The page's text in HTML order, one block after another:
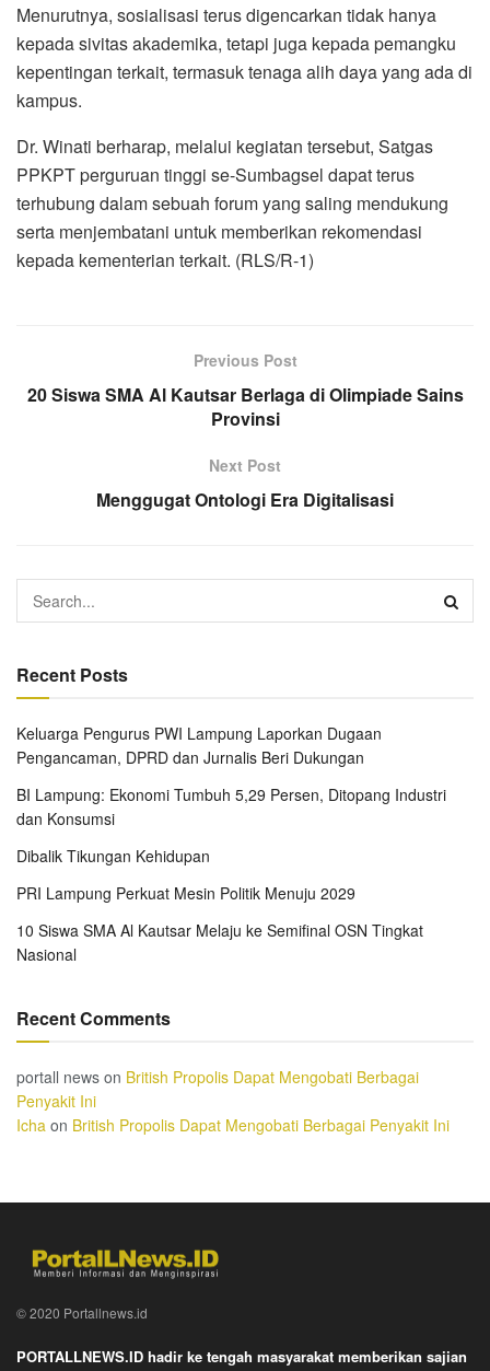
Menurutnya, sosialisasi terus digencarkan tidak hanya
kepada sivitas akademika, tetapi juga kepada pemangku
kepentingan terkait, termasuk tenaga alih daya yang ada di
kampus.
Dr. Winati berharap, melalui kegiatan tersebut, Satgas
PPKPT perguruan tinggi se-Sumbagsel dapat terus
terhubung dalam sebuah forum yang saling mendukung
serta menjembatani untuk memberikan rekomendasi
kepada kementerian terkait. (RLS/R-1)
Previous Post
20 Siswa SMA Al Kautsar Berlaga di Olimpiade Sains
Provinsi
Next Post
Menggugat Ontologi Era Digitalisasi
Recent Posts
Keluarga Pengurus PWI Lampung Laporkan Dugaan
Pengancaman, DPRD dan Jurnalis Beri Dukungan
BI Lampung: Ekonomi Tumbuh 5,29 Persen, Ditopang Industri
dan Konsumsi
Dibalik Tikungan Kehidupan
PRI Lampung Perkuat Mesin Politik Menuju 2029
10 Siswa SMA Al Kautsar Melaju ke Semifinal OSN Tingkat
Nasional
Recent Comments
portall news on British Propolis Dapat Mengobati Berbagai
Penyakit Ini
Icha on British Propolis Dapat Mengobati Berbagai Penyakit Ini
© 2020 Portallnews.id
PORTALLNEWS.ID hadir ke tengah masyarakat memberikan sajian